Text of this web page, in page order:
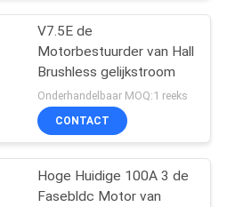
V7.5E de
Motorbestuurder van Hall
Brushless gelijkstroom
Onderhandelbaar MOQ:1 reeks
CONTACT
Hoge Huidige 100A 3 de
Fasebldc Motor van